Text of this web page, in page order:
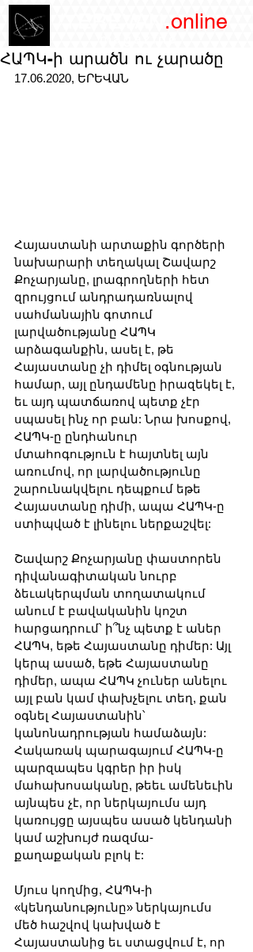
.online
ՀԱՊԿ-ի արածն ու չարածը
17.06.2020, ԵՐԵՎԱՆ
Հայաստանի արտաքին գործերի
նախարարի տեղակալ Շավարշ
Քոչարյանը, լրագրողների հետ
զրույցում անդրադառնալով
սահմանային գոտում
լարվածությանը ՀԱՊԿ
արձագանքին, ասել է, թե
Հայաստանը չի դիմել օգնության
համար, այլ ընդամենը իրազեկել է,
եւ այդ պատճառով պետք չէր
սպասել ինչ որ բան: Նրա խոսքով,
ՀԱՊԿ-ը ընդհանուր
մտահոգություն է հայտնել այն
առումով, որ լարվածությունը
շարունակվելու դեպքում եթե
Հայաստանը դիմի, ապա ՀԱՊԿ-ը
ստիպված է լինելու ներքաշվել:
Շավարշ Քոչարյանը փաստորեն
դիվանագիտական նուրբ
ձեւակերպման տողատակում
անում է բավականին կոշտ
հարցադրում՝ ի՞նչ պետք է աներ
ՀԱՊԿ, եթե Հայաստանը դիմեր: Այլ
կերպ ասած, եթե Հայաստանը
դիմեր, ապա ՀԱՊԿ չուներ անելու
այլ բան կամ փախչելու տեղ, քան
օգնել Հայաստանին՝
կանոնադրության համաձայն:
Հակառակ պարագայում ՀԱՊԿ-ը
պարզապես կգրեր իր իսկ
մահախոսականը, թեեւ ամենեւին
այնպես չէ, որ ներկայումս այդ
կառույցը այսպես ասած կենդանի
կամ աշխույժ ռազմա-
քաղաքական բլոկ է:
Մյուս կողմից, ՀԱՊԿ-ի
«կենդանությունը» ներկայումս
մեծ հաշվով կախված է
Հայաստանից եւ ստացվում է, որ